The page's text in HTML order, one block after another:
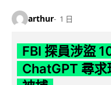
arthur 1 日
FBI 探員涉盜
ChatGPT 尋求